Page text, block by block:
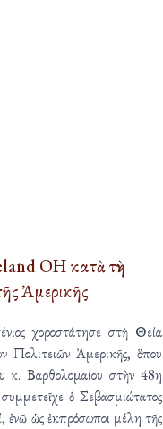
OH κατὰ τὴν
Ἀμερικῆς
χοροστάτησε στὴ Θεία
Ἀμερικῆς, ὅπου
κ. Βαρθολομαίου στὴν 48η
ὁ Σεβασμιώτατος
ἐνῶ ὡς ἐκπρόσωποι μέλη τῆς